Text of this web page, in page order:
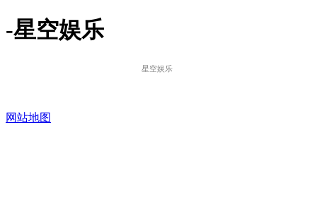
-星空娱乐
星空娱乐
网站地图